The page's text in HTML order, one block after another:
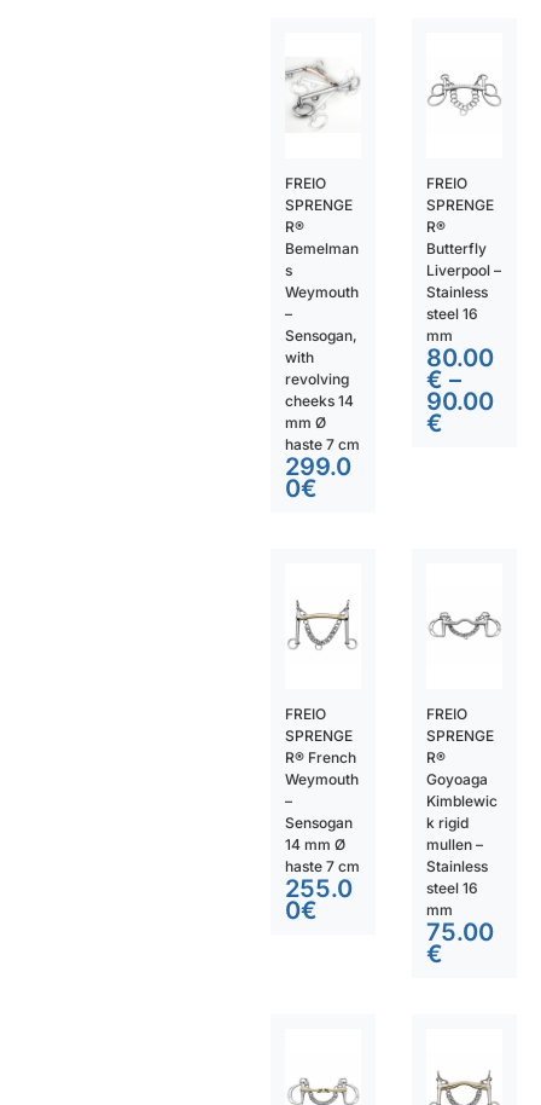
FREIO
SPRENGE
R®
Bemelman
s
Weymouth
–
Sensogan,
with
revolving
cheeks 14
mm Ø
haste 7 cm
299.0
0€
FREIO
SPRENGE
R®
Butterfly
Liverpool –
Stainless
steel 16
mm
80.00
€ –
90.00
€
FREIO
SPRENGE
R® French
Weymouth
–
Sensogan
14 mm Ø
haste 7 cm
255.0
0€
FREIO
SPRENGE
R®
Goyoaga
Kimblewic
k rigid
mullen –
Stainless
steel 16
mm
75.00
€